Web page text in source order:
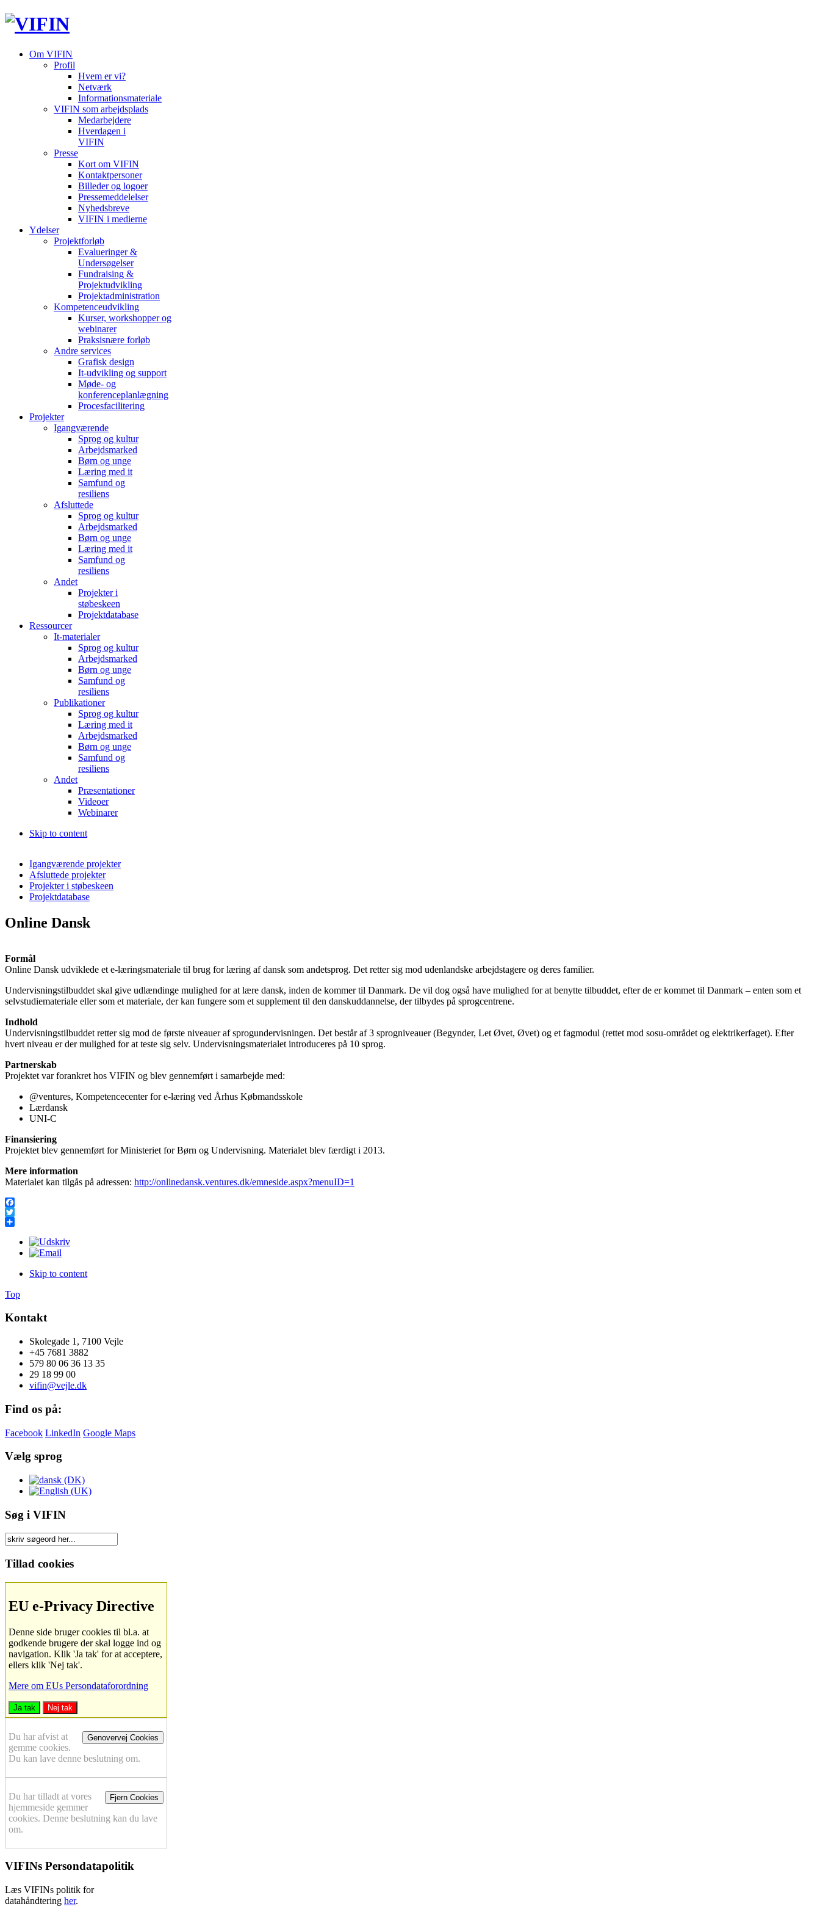
Om VIFIN
Profil
Hvem er vi?
Netværk
Informationsmateriale
VIFIN som arbejdsplads
Medarbejdere
Hverdagen i
VIFIN
Presse
Kort om VIFIN
Kontaktpersoner
Billeder og logoer
Pressemeddelelser
Nyhedsbreve
VIFIN i medierne
Ydelser
Projektforløb
Evalueringer &
Undersøgelser
Fundraising &
Projektudvikling
Projektadministration
Kompetenceudvikling
Kurser, workshopper og
webinarer
Praksisnære forløb
Andre services
Grafisk design
It-udvikling og support
Møde- og
konferenceplanlægning
Procesfacilitering
Projekter
Igangværende
Sprog og kultur
Arbejdsmarked
Børn og unge
Læring med it
Samfund og
resiliens
Afsluttede
Sprog og kultur
Arbejdsmarked
Børn og unge
Læring med it
Samfund og
resiliens
Andet
Projekter i
støbeskeen
Projektdatabase
Ressourcer
It-materialer
Sprog og kultur
Arbejdsmarked
Børn og unge
Samfund og
resiliens
Publikationer
Sprog og kultur
Læring med it
Arbejdsmarked
Børn og unge
Samfund og
resiliens
Andet
Præsentationer
Videoer
Webinarer
Skip to content
Igangværende projekter
Afsluttede projekter
Projekter i støbeskeen
Projektdatabase
Online Dansk
Formål
Online Dansk udviklede et e-læringsmateriale til brug for læring af dansk som andetsprog. Det retter sig mod udenlandske arbejdstagere og deres familier.
Undervisningstilbuddet skal give udlændinge mulighed for at lære dansk, inden de kommer til Danmark. De vil dog også have mulighed for at benytte tilbuddet, efter de er kommet til Danmark – enten som et
selvstudiemateriale eller som et materiale, der kan fungere som et supplement til den danskuddannelse, der tilbydes på sprogcentrene.
Indhold
Undervisningstilbuddet retter sig mod de første niveauer af sprogundervisningen. Det består af 3 sprogniveauer (Begynder, Let Øvet, Øvet) og et fagmodul (rettet mod sosu-området og elektrikerfaget). Efter
hvert niveau er der mulighed for at teste sig selv. Undervisningsmaterialet introduceres på 10 sprog.
Partnerskab
Projektet var forankret hos VIFIN og blev gennemført i samarbejde med:
@ventures, Kompetencecenter for e-læring ved Århus Købmandsskole
Lærdansk
UNI-C
Finansiering
Projektet blev gennemført for Ministeriet for Børn og Undervisning. Materialet blev færdigt i 2013.
Mere information
Materialet kan tilgås på adressen: http://onlinedansk.ventures.dk/emneside.aspx?menuID=1
Facebook
Twitter
Skip to content
Top
Kontakt
Skolegade 1, 7100 Vejle
+45 7681 3882
579 80 06 36 13 35
29 18 99 00
vifin@vejle.dk
Find os på:
Facebook LinkedIn Google Maps
Vælg sprog
Søg i VIFIN
Tillad cookies
EU e-Privacy Directive
Denne side bruger cookies til bl.a. at
godkende brugere der skal logge ind og
navigation. Klik 'Ja tak' for at acceptere,
ellers klik 'Nej tak'.
Mere om EUs Persondataforordning
Ja tak Nej tak
Genovervej Cookies
Du har afvist at
gemme cookies.
Du kan lave denne beslutning om.
Fjern Cookies
Du har tilladt at vores
hjemmeside gemmer
cookies. Denne beslutning kan du lave
om.
VIFINs Persondatapolitik
Læs VIFINs politik for
datahåndtering her.